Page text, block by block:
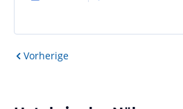
Vorherige